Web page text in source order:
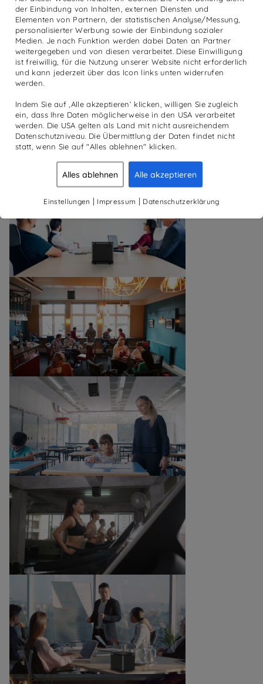
der Einbindung von Inhalten, externen Diensten und
Elementen von Partnern, der statistischen Analyse/Messung,
personalisierter Werbung sowie der Einbindung sozialer
Medien. Je nach Funktion werden dabei Daten an Partner
weitergegeben und von diesen verarbeitet. Diese Einwilligung
ist freiwillig, für die Nutzung unserer Website nicht erforderlich
und kann jederzeit über das Icon links unten widerrufen
werden.
Indem Sie auf ‚Alle akzeptieren‘ klicken, willigen Sie zugleich
ein, dass Ihre Daten möglicherweise in den USA verarbeitet
werden. Die USA gelten als Land mit nicht ausreichendem
Datenschutzniveau. Die Übermittlung der Daten findet nicht
statt, wenn Sie auf "Alles ablehnen" klicken.
Alles ablehnen Alle akzeptieren
Einstellungen | Impressum | Datenschutzerklärung